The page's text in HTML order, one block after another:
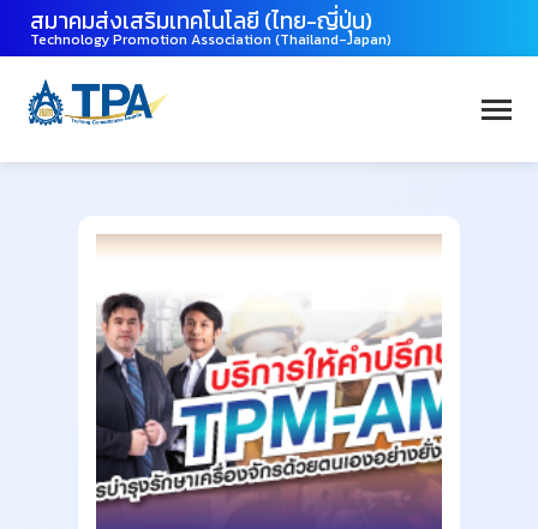
สมาคมส่งเสริมเทคโนโลยี (ไทย-ญี่ปุ่น)
Technology Promotion Association (Thailand-Japan)